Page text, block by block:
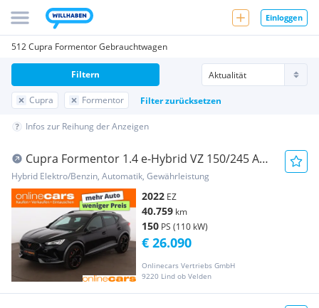
Einloggen
512 Cupra Formentor Gebrauchtwagen
Cupra Formentor Filter zurücksetzen
Filtern
Infos zur Reihung der Anzeigen
Cupra Formentor 1.4 e-Hybrid VZ 150/245 Aut
LED 360-CA
Hybrid Elektro/Benzin, Automatik, Gewährleistung
2022 EZ
40.759 km
150 PS (110 kW)
Onlinecars Vertriebs GmbH
9220 Lind ob Velden
€ 26.090